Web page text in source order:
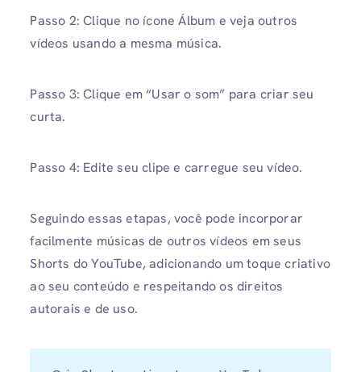
Passo 2: Clique no ícone Álbum e veja outros
vídeos usando a mesma música.
Passo 3: Clique em “Usar o som” para criar seu
curta.
Passo 4: Edite seu clipe e carregue seu vídeo.
Seguindo essas etapas, você pode incorporar
facilmente músicas de outros vídeos em seus
Shorts do YouTube, adicionando um toque criativo
ao seu conteúdo e respeitando os direitos
autorais e de uso.